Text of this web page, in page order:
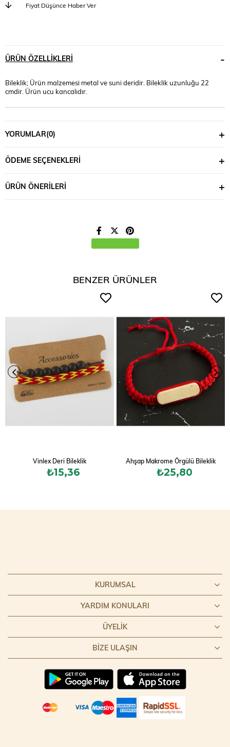
Fiyat Düşünce Haber Ver
ÜRÜN ÖZELLIKLERI
Bileklik; Ürün malzemesi metal ve suni deridir. Bileklik uzunluğu 22
cmdir. Ürün ucu kancalıdır.
YORUMLAR(0)
ÖDEME SEÇENEKLERI
ÜRÜN ÖNERILERI
BENZER ÜRÜNLER
Vinlex Deri Bileklik
₺15,36
Ahşap Makrome Örgülü Bileklik
₺25,80
KURUMSAL
YARDIM KONULARI
ÜYELIK
BIZE ULAŞIN